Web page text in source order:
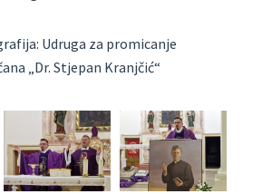
Udruga za promicanje
„Dr. Stjepan Kranjčić“